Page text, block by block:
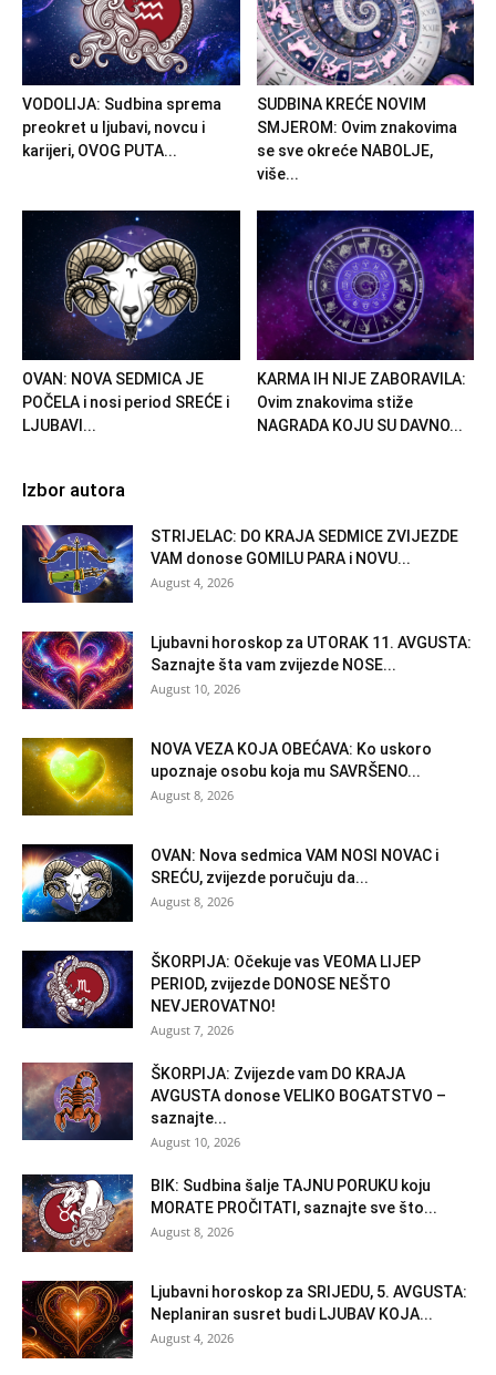
VODOLIJA: Sudbina sprema
preokret u ljubavi, novcu i
karijeri, OVOG PUTA...
SUDBINA KREĆE NOVIM
SMJEROM: Ovim znakovima
se sve okreće NABOLJE,
više...
OVAN: NOVA SEDMICA JE
POČELA i nosi period SREĆE i
LJUBAVI...
KARMA IH NIJE ZABORAVILA:
Ovim znakovima stiže
NAGRADA KOJU SU DAVNO...
Izbor autora
STRIJELAC: DO KRAJA SEDMICE ZVIJEZDE
VAM donose GOMILU PARA i NOVU...
August 4, 2026
Ljubavni horoskop za UTORAK 11. AVGUSTA:
Saznajte šta vam zvijezde NOSE...
August 10, 2026
NOVA VEZA KOJA OBEĆAVA: Ko uskoro
upoznaje osobu koja mu SAVRŠENO...
August 8, 2026
OVAN: Nova sedmica VAM NOSI NOVAC i
SREĆU, zvijezde poručuju da...
August 8, 2026
ŠKORPIJA: Očekuje vas VEOMA LIJEP
PERIOD, zvijezde DONOSE NEŠTO
NEVJEROVATNO!
August 7, 2026
ŠKORPIJA: Zvijezde vam DO KRAJA
AVGUSTA donose VELIKO BOGATSTVO –
saznajte...
August 10, 2026
BIK: Sudbina šalje TAJNU PORUKU koju
MORATE PROČITATI, saznajte sve što...
August 8, 2026
Ljubavni horoskop za SRIJEDU, 5. AVGUSTA:
Neplaniran susret budi LJUBAV KOJA...
August 4, 2026